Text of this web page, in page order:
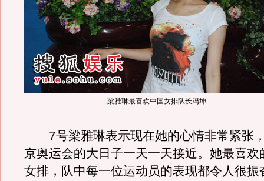
梁雅琳最喜欢中国女排队长冯坤
7号梁雅琳表示现在她的心情非常紧张
京奥运会的大日子一天一天接近。她最喜欢
女排，队中每一位运动员的表现都令人很振